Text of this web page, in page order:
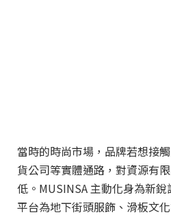
當時的時尚市場，品牌若想接
貨公司等實體通路，對資源有
低。MUSINSA 主動化身為新
平台為地下街頭服飾、滑板文